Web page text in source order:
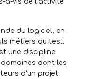
à-vis de l’activité
du logiciel, en
métiers du test.
une discipline
dont les
d’un projet.